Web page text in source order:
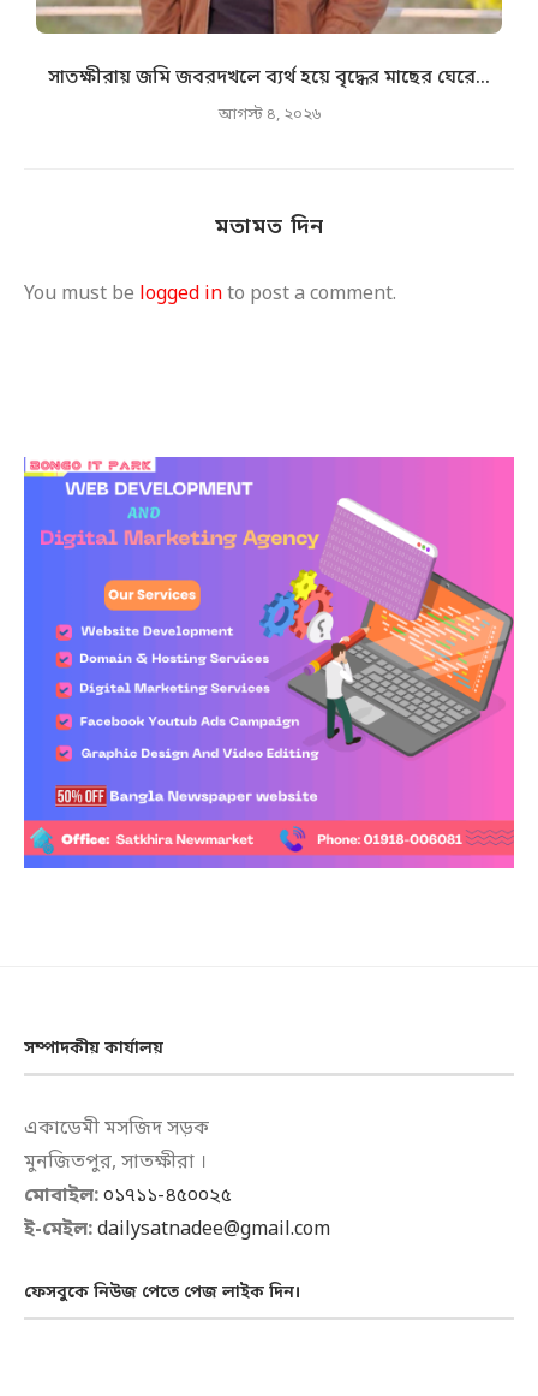
সাতক্ষীরায় জমি জবরদখলে ব্যর্থ হয়ে বৃদ্ধের মাছের ঘেরে...
আগস্ট ৪, ২০২৬
মতামত দিন
You must be logged into post a comment.
সম্পাদকীয় কার্যালয়
একাডেমী মসজিদ সড়ক
মুনজিতপুর, সাতক্ষীরা ।
মোবাইল:০১৭১১-৪৫০০২৫
ই-মেইল:dailysatnadee@gmail.com
ফেসবুকে নিউজ পেতে পেজ লাইক দিন।